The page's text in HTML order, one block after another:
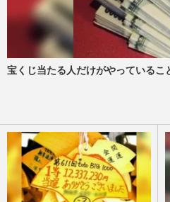
宝くじ当たる人だけがやっているこ